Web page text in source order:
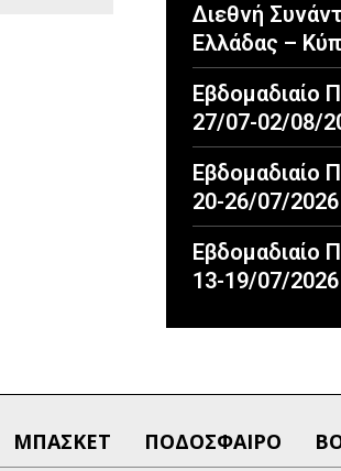
Διεθνή
Ελλάδας –
Εβδομαδιαίο
27/07-02/08/
Εβδομαδιαίο
20-26/07/2026
Εβδομαδιαίο
13-19/07/2026
ΜΠΑΣΚΕΤ ΠΟΔΟΣΦΑΙΡΟ